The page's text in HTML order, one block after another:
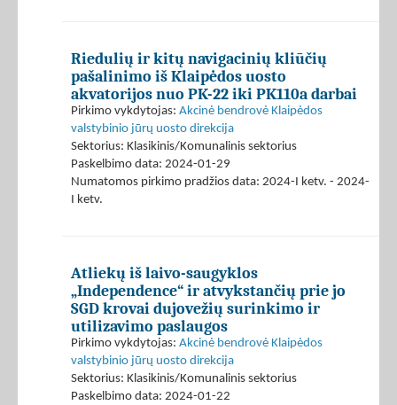
Riedulių ir kitų navigacinių kliūčių
pašalinimo iš Klaipėdos uosto
akvatorijos nuo PK-22 iki PK110a darbai
Pirkimo vykdytojas: Akcinė bendrovė Klaipėdos
valstybinio jūrų uosto direkcija
Sektorius: Klasikinis/Komunalinis sektorius
Paskelbimo data: 2024-01-29
Numatomos pirkimo pradžios data: 2024-I ketv. - 2024-
I ketv.
Atliekų iš laivo-saugyklos
„Independence“ ir atvykstančių prie jo
SGD krovai dujovežių surinkimo ir
utilizavimo paslaugos
Pirkimo vykdytojas: Akcinė bendrovė Klaipėdos
valstybinio jūrų uosto direkcija
Sektorius: Klasikinis/Komunalinis sektorius
Paskelbimo data: 2024-01-22